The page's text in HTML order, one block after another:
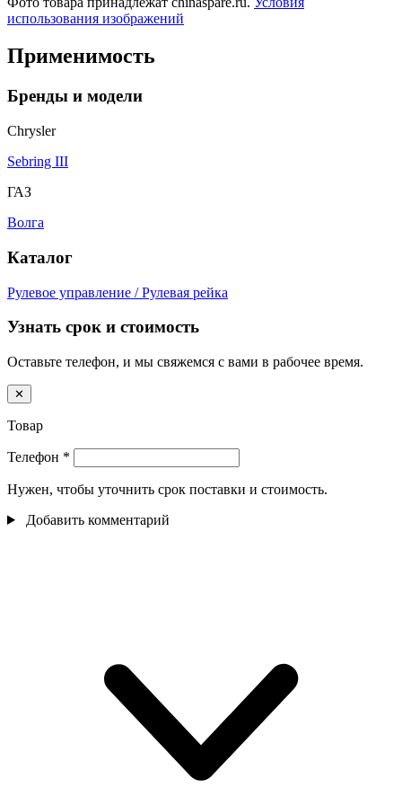
использования изображений
Применимость
Бренды и модели
Chrysler
Sebring III
ГАЗ
Волга
Каталог
Рулевое управление / Рулевая рейка
Узнать срок и стоимость
Оставьте телефон, и мы свяжемся с вами в рабочее время.
✕
Товар
Телефон *
Нужен, чтобы уточнить срок поставки и стоимость.
Добавить комментарий